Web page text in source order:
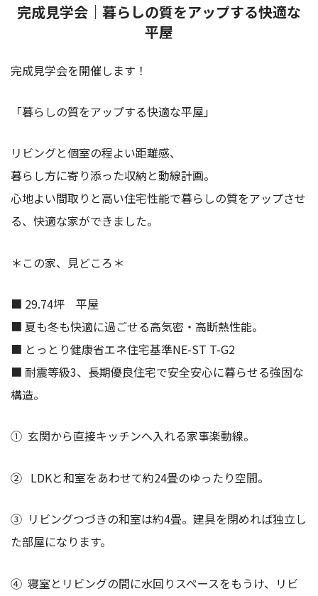
完成見学会｜暮らしの質をアップする快適な
平屋
完成見学会を開催します！
「暮らしの質をアップする快適な平屋」
リビングと個室の程よい距離感、
暮らし方に寄り添った収納と動線計画。
心地よい間取りと高い住宅性能で暮らしの質をアップさせ
る、快適な家ができました。
＊この家、見どころ＊
■ 29.74坪 平屋
■ 夏も冬も快適に過ごせる高気密・高断熱性能。
■ とっとり健康省エネ住宅基準NE-ST T-G2
■ 耐震等級3、長期優良住宅で安全安心に暮らせる強固な
構造。
➀ 玄関から直接キッチンへ入れる家事楽動線。
➁ LDKと和室をあわせて約24畳のゆったり空間。
➂ リビングつづきの和室は約4畳。建具を閉めれば独立し
た部屋になります。
➃ 寝室とリビングの間に水回りスペースをもうけ、リビ